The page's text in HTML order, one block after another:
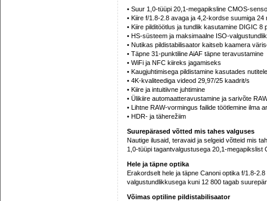
• Suur 1,0-tüüpi 20,1-megapiksline CMOS-
• Kiire f/1.8-2.8 avaga ja 4,2-kordse suumiga 24
• Kiire pilditöötlus ja tundlik kasutamine DIGIC 8
• HS-süsteem ja maksimaalne ISO-
• Nutikas pildistabilisaator kaitseb kaamera
• Täpne 31-punktiline AiAF täpne teravustamine
• WiFi ja NFC kiireks jagamiseks
• Kaugjuhtimisega pildistamine kasutades
• 4K-kvaliteediga videod 29,97/25 kaadrit/s
• Kiire ja intuitiivne juhtimine
• Ülikiire automaatteravustamine ja sarivõte
• Lihtne RAW-vormingus failide töötlemine ilma
• HDR- ja täherežiim
Suurepärased võtted mis tahes valguses
Nautige ilusaid, teravaid ja selgeid võtteid mis
1,0-tüüpi tagantvalgustusega 20,1-
Hele ja täpne optika
Erakordselt hele ja täpne Canoni optika f/1.8-
valgustundlikkusega kuni 12 800 tagab
Võimas optiline pildistabilisaator